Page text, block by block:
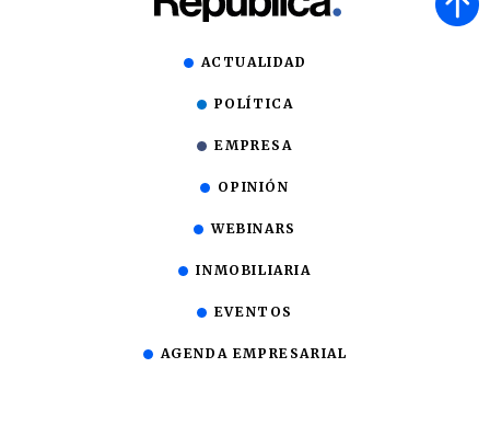
ACTUALIDAD
POLÍTICA
EMPRESA
OPINIÓN
WEBINARS
INMOBILIARIA
EVENTOS
AGENDA EMPRESARIAL